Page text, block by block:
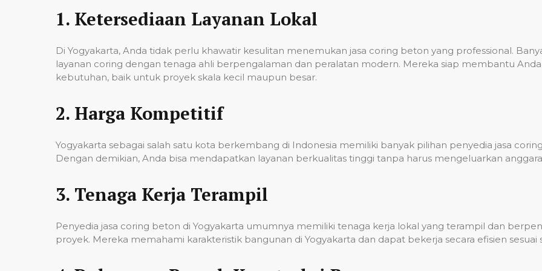
1. Ketersediaan Layanan Lokal
Di Yogyakarta, Anda tidak perlu khawatir kesulitan menemukan jasa coring beton yang professional.
layanan coring dengan tenaga ahli berpengalaman dan peralatan modern. Mereka siap membantu
kebutuhan, baik untuk proyek skala kecil maupun besar.
2. Harga Kompetitif
Yogyakarta sebagai salah satu kota berkembang di Indonesia memiliki banyak pilihan penyedia jasa
Dengan demikian, Anda bisa mendapatkan layanan berkualitas tinggi tanpa harus mengeluarkan
3. Tenaga Kerja Terampil
Penyedia jasa coring beton di Yogyakarta umumnya memiliki tenaga kerja lokal yang terampil dan
proyek. Mereka memahami karakteristik bangunan di Yogyakarta dan dapat bekerja secara efisien sesuai